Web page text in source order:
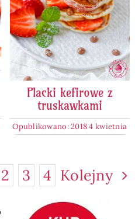
Placki kefirowe z
truskawkami
Opublikowano: 2018 4 kwietnia
2 3 4 Kolejny